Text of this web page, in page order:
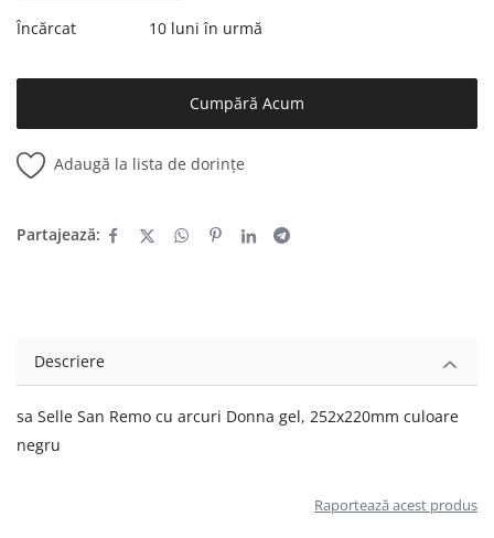
Încărcat 10 luni în urmă
Cumpără Acum
Adaugă la lista de dorințe
Partajează:
Descriere
sa Selle San Remo cu arcuri Donna gel, 252x220mm culoare
negru
Raportează acest produs